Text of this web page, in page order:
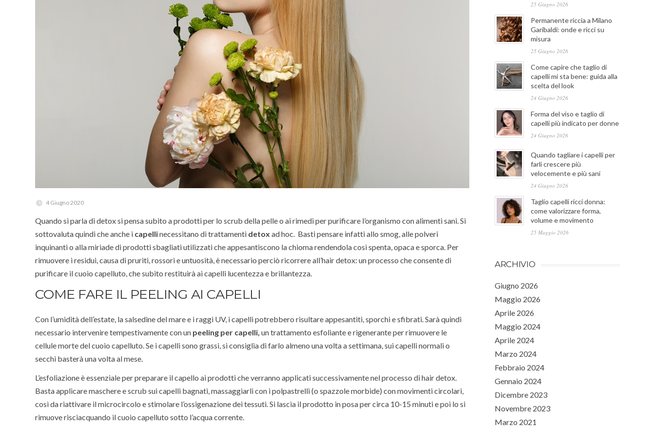
4 Giugno 2020
Quando si parla di detox si pensa subito a prodotti per lo scrub della pelle o ai rimedi per purificare l’organismo con alimenti sani. Si
sottovaluta quindi che anche i capellinecessitano di trattamenti detox ad hoc. Basti pensare infatti allo smog, alle polveri
inquinanti o alla miriade di prodotti sbagliati utilizzati che appesantiscono la chioma rendendola così spenta, opaca e sporca. Per
rimuovere i residui, causa di pruriti, rossori e untuosità, è necessario perciò ricorrere all’hair detox: un processo che consente di
purificare il cuoio capelluto, che subito restituirà ai capelli lucentezza e brillantezza.
COME FARE IL PEELING AI CAPELLI
Con l’umidità dell’estate, la salsedine del mare e i raggi UV, i capelli potrebbero risultare appesantiti, sporchi e sfibrati. Sarà quindi
necessario intervenire tempestivamente con un peeling per capelli, un trattamento esfoliante e rigenerante per rimuovere le
cellule morte del cuoio capelluto. Se i capelli sono grassi, si consiglia di farlo almeno una volta a settimana, sui capelli normali o
secchi basterà una volta al mese.
L’esfoliazione è essenziale per preparare il capello ai prodotti che verranno applicati successivamente nel processo di hair detox.
Basta applicare maschere e scrub sui capelli bagnati, massaggiarli con i polpastrelli (o spazzole morbide) con movimenti circolari,
così da riattivare il microcircolo e stimolare l’ossigenazione dei tessuti. Si lascia il prodotto in posa per circa 10-15 minuti e poi lo si
rimuove risciacquando il cuoio capelluto sotto l’acqua corrente.
25 Giugno 2026
Permanente riccia a Milano
Garibaldi: onde e ricci su
misura
25 Giugno 2026
Come capire che taglio di
capelli mi sta bene: guida alla
scelta del look
24 Giugno 2026
Forma del viso e taglio di
capelli più indicato per donne
24 Giugno 2026
Quando tagliare i capelli per
farli crescere più
velocemente e più sani
24 Giugno 2026
Taglio capelli ricci donna:
come valorizzare forma,
volume e movimento
25 Maggio 2026
ARCHIVIO
Giugno 2026
Maggio 2026
Aprile 2026
Maggio 2024
Aprile 2024
Marzo 2024
Febbraio 2024
Gennaio 2024
Dicembre 2023
Novembre 2023
Marzo 2021